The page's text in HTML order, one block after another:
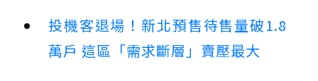
投機客退場！新北預售待售量破1.8
萬戶 這區「需求斷層」賣壓最大